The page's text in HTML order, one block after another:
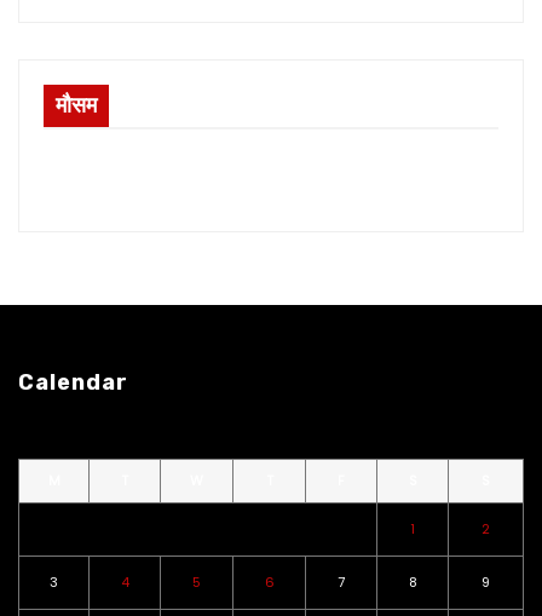
मौसम
Calendar
1 2
3 4 5 6 7 8 9